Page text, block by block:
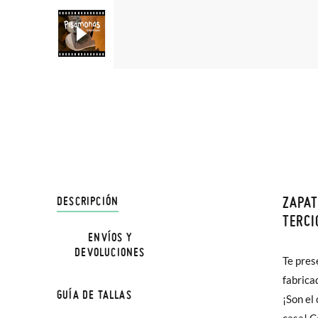
DESCRIPCIÓN
Te
¡Son
ENVÍOS Y
DEVOLUCIONES
En
hasta
poco
En
GUÍA DE TALLAS